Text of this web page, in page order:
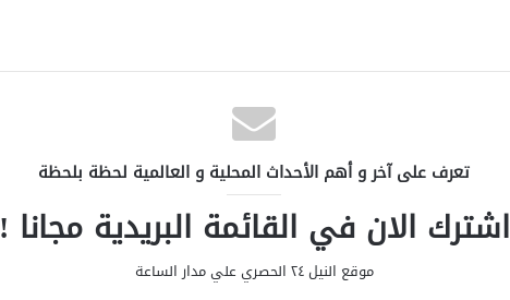
تعرف على آخر و أهم الأحداث المحلية و العالمية لحظة بلحظة
اشترك الان في القائمة البريدية مجانا !
موقع النيل ٢٤ الحصري علي مدار الساعة